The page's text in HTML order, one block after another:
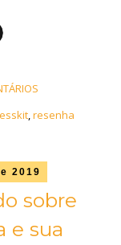
,resenha
2019
sobre
e sua